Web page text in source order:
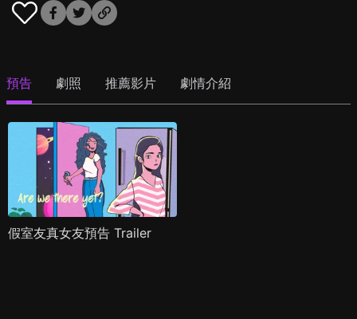
預告 劇照 推薦影片 劇情介紹
假室友真女友預告 Trailer